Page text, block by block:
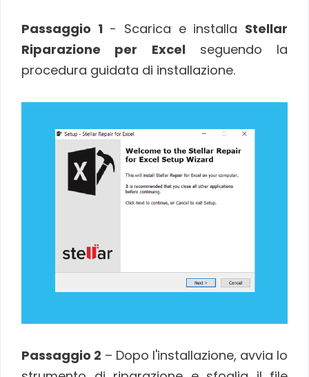
Passaggio 1- Scarica e installa Stellar
Riparazione per Excelseguendo la
procedura guidata di installazione.
Passaggio 2 – Dopo l'installazione, avvia lo